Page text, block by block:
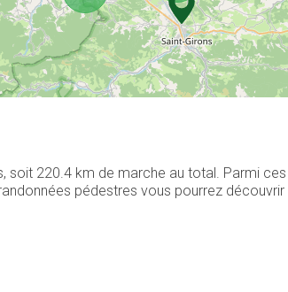
soit 220.4 km de marche au total. Parmi
pédestres vous pourrez